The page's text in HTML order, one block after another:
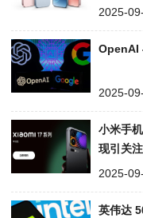
2025-
OpenAI
2025-
小米手
现引关注
2025-
英伟达